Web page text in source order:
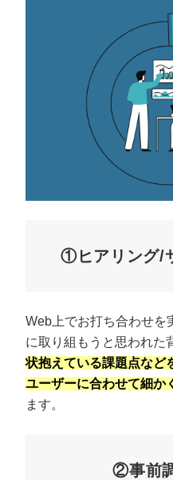
①ヒアリング/
Web上でお打ち合わせを
に取り組もうと思われた
状抱えている課題点など
ユーザーに合わせて細か
ます。
②事前